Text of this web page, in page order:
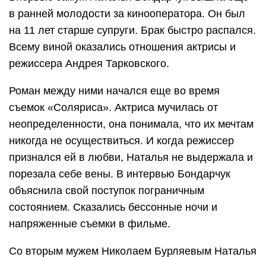
в ранней молодости за кинооператора. Он был
на 11 лет старше супруги. Брак быстро распался.
Всему виной оказались отношения актрисы и
режиссера Андрея Тарковского.
Роман между ними начался еще во время
съемок «Соляриса». Актриса мучилась от
неопределенности, она понимала, что их мечтам
никогда не осуществиться. И когда режиссер
признался ей в любви, Наталья не выдержала и
порезала себе вены. В интервью Бондарчук
объяснила свой поступок пограничным
состоянием. Сказались бессонные ночи и
напряженные съемки в фильме.
Со вторым мужем Николаем Бурляевым Наталья